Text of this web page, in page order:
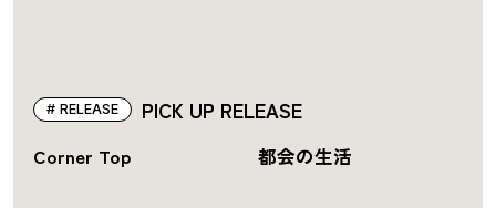
PICK UP RELEASE
RELEASE
Corner Top 都会の生活